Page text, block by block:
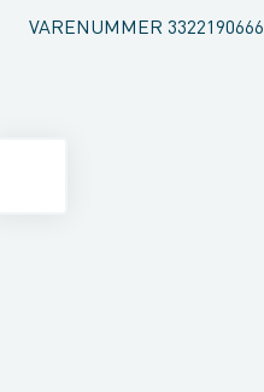
VARENUMMER 3322190666